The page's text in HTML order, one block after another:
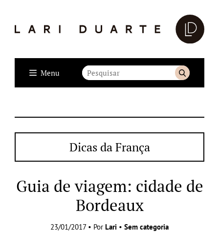
Menu
Dicas da França
Guia de viagem: cidade de
Bordeaux
23/01/2017 • Por Lari • Sem categoria